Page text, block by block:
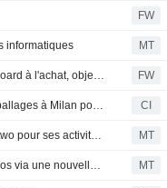
FW
informatiques MT
OP Corporate Bank relève sa recommandation sur Metsä Board à l'achat, objectif de cours à 3,20 euros - BN FW
Metsä Board ouvre un nouveau studio de conception d'emballages à Milan pour accélérer le développement de produits CI
Metsä Group mise sur l'IA et la plateforme quantique de Qutwo pour ses activités forestières MT
Metsä Board refinance une obligation de 250 millions d’euros via une nouvelle facilité de crédit MT